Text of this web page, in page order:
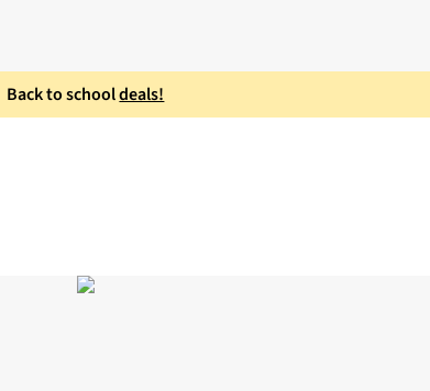
Back to schooldeals!